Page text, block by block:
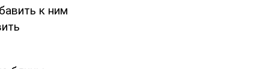
к ним